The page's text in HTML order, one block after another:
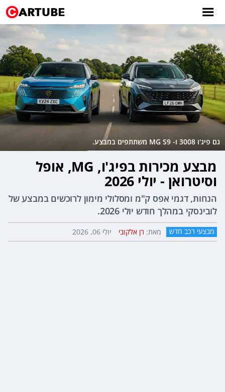
גם פיג'ו 3008 ו- MG S9 משתתפים במבצע.
מבצע מכירות בפיג'ו, MG, אופל
וסיטרואן - יולי 2026
הנחות, דגמי אפס ק"מ ומסלולי מימון לרוכשים במבצע של
לובינסקי במהלך חודש יולי 2026.
מבצעי רכב חדש מאת: רן אלקובי יולי 06, 2026